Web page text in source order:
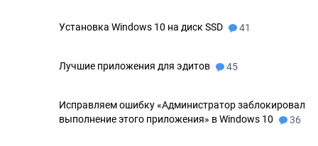
Установка Windows 10 на диск SSD 41
Лучшие приложения для эдитов 45
Исправляем ошибку «Администратор заблокировал
выполнение этого приложения» в Windows 10
36